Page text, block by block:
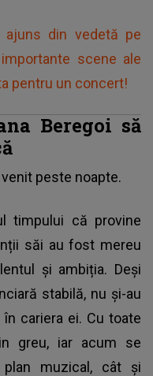
ajuns din vedetă pe
scene ale
pentru un concert!
Beregoi să
venit peste noapte.
timpului că provine
săi au fost mereu
și ambiția. Deși
stabilă, nu și-au
cariera ei. Cu toate
greu, iar acum se
muzical, cât și